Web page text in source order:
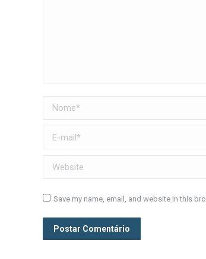
Nome *
E-mail *
Website
Save my name, email, and website in this
Postar Comentário